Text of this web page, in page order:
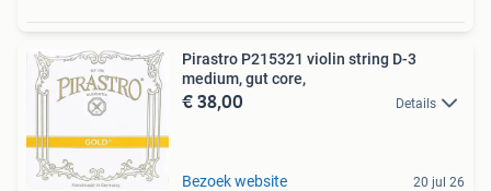
Pirastro P215321 violin string D-3
medium, gut core,
€ 38,00 Details
Bezoek website 20 jul 26